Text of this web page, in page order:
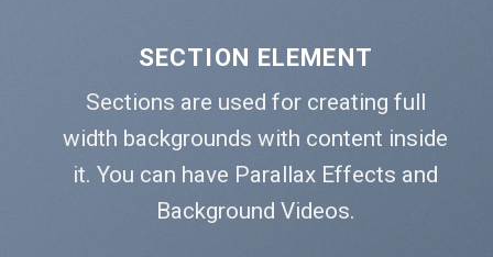
SECTION ELEMENT
Sections are used for creating full
width backgrounds with content inside
it. You can have Parallax Effects and
Background Videos.